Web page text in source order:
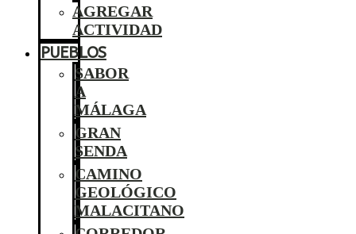
AGREGAR
ACTIVIDAD
PUEBLOS
SABOR
A
MÁLAGA
GRAN
SENDA
CAMINO
GEOLÓGICO
MALACITANO